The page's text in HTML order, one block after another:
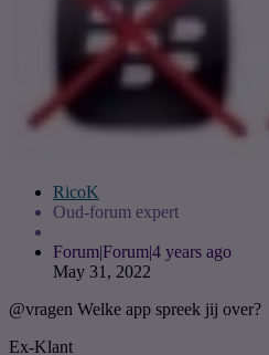
RicoK
Oud-forum expert
Forum|Forum|4 years ago
May 31, 2022
@vragen Welke app spreek jij over?
Ex-Klant